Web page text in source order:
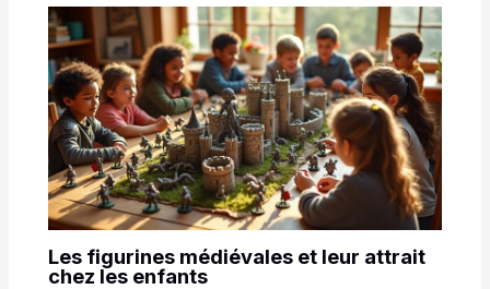
Les figurines médiévales et leur attrait
chez les enfants